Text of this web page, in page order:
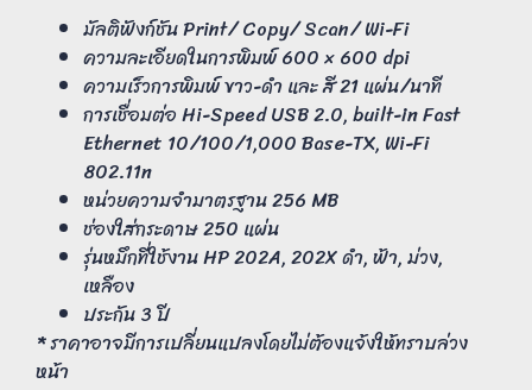
มัลติฟังก์ชัน Print/ Copy/ Scan/ Wi-Fi
ความละเอียดในการพิมพ์ 600 × 600 dpi
ความเร็วการพิมพ์ ขาว-ดำ และ สี 21 แผ่น/นาที
การเชื่อมต่อ Hi-Speed USB 2.0, built-in Fast
Ethernet 10/100/1,000 Base-TX, Wi-Fi
802.11n
หน่วยความจำมาตรฐาน 256 MB
ช่องใส่กระดาษ 250 แผ่น
รุ่นหมึกที่ใช้งาน HP 202A, 202X ดำ, ฟ้า, ม่วง,
เหลือง
ประกัน 3 ปี
* ราคาอาจมีการเปลี่ยนแปลงโดยไม่ต้องแจ้งให้ทราบล่วง
หน้า